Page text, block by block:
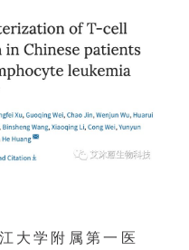
大学附属第一医